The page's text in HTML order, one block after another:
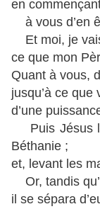
en
à vous d’en
Et moi, je
ce que mon
Quant à vous,
jusqu’à ce que
d’une
Puis Jésus
Béthanie ;
et, levant les
Or, tandis
il se sépara